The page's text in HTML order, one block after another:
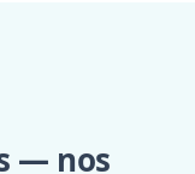
— nos